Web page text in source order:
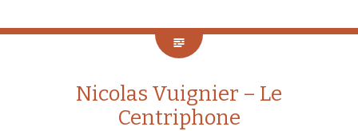
Nicolas Vuignier – Le
Centriphone